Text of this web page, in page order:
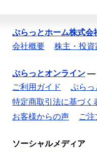
ぷらっとホーム株式会
会社概要
株主・投資
ぷらっとオンライン —
ご利用ガイド
ぷらっ
特定商取引法に基づく
お客様からの声
ご
ソーシャルメディア